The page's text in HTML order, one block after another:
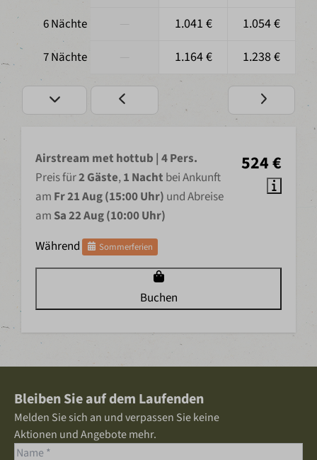
6 Nächte 1.041 € 1.054 €
7 Nächte 1.164 € 1.238 €
524 €
Airstream met hottub | 4 Pers.
Preis für2 Gäste,1 Nacht bei Ankunft
am Fr 21 Aug (15:00 Uhr) und Abreise
am Sa 22 Aug (10:00 Uhr)
Während
Sommerferien
Buchen
Bleiben Sie auf dem Laufenden
Melden Sie sich an und verpassen Sie keine
Aktionen und Angebote mehr.